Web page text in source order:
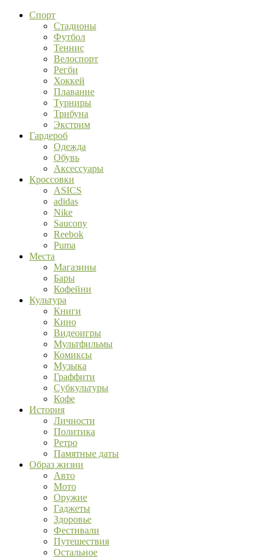
Спорт
Стадионы
Футбол
Теннис
Велоспорт
Регби
Хоккей
Плавание
Турниры
Трибуна
Экстрим
Гардероб
Одежда
Обувь
Аксессуары
Кроссовки
ASICS
adidas
Nike
Saucony
Reebok
Puma
Места
Магазины
Бары
Кофейни
Культура
Книги
Кино
Видеоигры
Мультфильмы
Комиксы
Музыка
Граффити
Субкультуры
Кофе
История
Личности
Политика
Ретро
Памятные даты
Образ жизни
Авто
Мото
Оружие
Гаджеты
Здоровье
Фестивали
Путешествия
Остальное